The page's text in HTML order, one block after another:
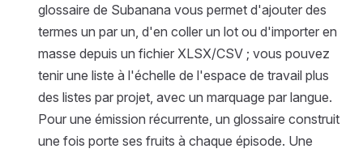
glossaire de Subanana vous permet d'ajouter des
termes un par un, d'en coller un lot ou d'importer en
masse depuis un fichier XLSX/CSV ; vous pouvez
tenir une liste à l'échelle de l'espace de travail plus
des listes par projet, avec un marquage par langue.
Pour une émission récurrente, un glossaire construit
une fois porte ses fruits à chaque épisode. Une